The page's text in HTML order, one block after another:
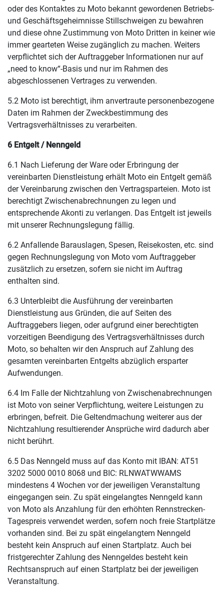
oder des Kontaktes zu Moto bekannt gewordenen Betriebs-
und Geschäftsgeheimnisse Stillschweigen zu bewahren
und diese ohne Zustimmung von Moto Dritten in keiner wie
immer gearteten Weise zugänglich zu machen. Weiters
verpflichtet sich der Auftraggeber Informationen nur auf
„need to know“-Basis und nur im Rahmen des
abgeschlossenen Vertrages zu verwenden.
5.2 Moto ist berechtigt, ihm anvertraute personenbezogene
Daten im Rahmen der Zweckbestimmung des
Vertragsverhältnisses zu verarbeiten.
6 Entgelt / Nenngeld
6.1 Nach Lieferung der Ware oder Erbringung der
vereinbarten Dienstleistung erhält Moto ein Entgelt gemäß
der Vereinbarung zwischen den Vertragsparteien. Moto ist
berechtigt Zwischenabrechnungen zu legen und
entsprechende Akonti zu verlangen. Das Entgelt ist jeweils
mit unserer Rechnungslegung fällig.
6.2 Anfallende Barauslagen, Spesen, Reisekosten, etc. sind
gegen Rechnungslegung von Moto vom Auftraggeber
zusätzlich zu ersetzen, sofern sie nicht im Auftrag
enthalten sind.
6.3 Unterbleibt die Ausführung der vereinbarten
Dienstleistung aus Gründen, die auf Seiten des
Auftraggebers liegen, oder aufgrund einer berechtigten
vorzeitigen Beendigung des Vertragsverhältnisses durch
Moto, so behalten wir den Anspruch auf Zahlung des
gesamten vereinbarten Entgelts abzüglich ersparter
Aufwendungen.
6.4 Im Falle der Nichtzahlung von Zwischenabrechnungen
ist Moto von seiner Verpflichtung, weitere Leistungen zu
erbringen, befreit. Die Geltendmachung weiterer aus der
Nichtzahlung resultierender Ansprüche wird dadurch aber
nicht berührt.
6.5 Das Nenngeld muss auf das Konto mit IBAN: AT51
3202 5000 0010 8068 und BIC: RLNWATWWAMS
mindestens 4 Wochen vor der jeweiligen Veranstaltung
eingegangen sein. Zu spät eingelangtes Nenngeld kann
von Moto als Anzahlung für den erhöhten Rennstrecken-
Tagespreis verwendet werden, sofern noch freie Startplätze
vorhanden sind. Bei zu spät eingelangtem Nenngeld
besteht kein Anspruch auf einen Startplatz. Auch bei
fristgerechter Zahlung des Nenngeldes besteht kein
Rechtsanspruch auf einen Startplatz bei der jeweiligen
Veranstaltung.